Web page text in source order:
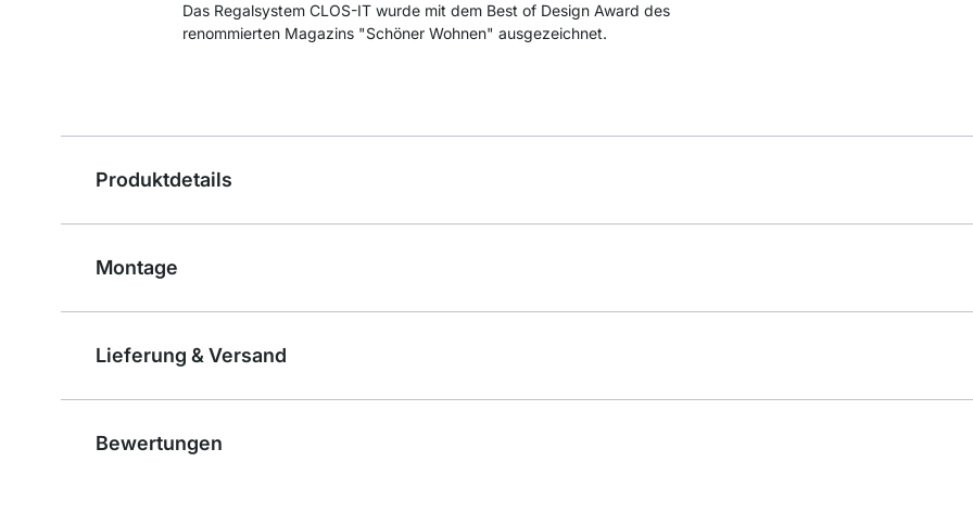
Das Regalsystem CLOS-IT wurde mit dem Best of Design Award des
renommierten Magazins "Schöner Wohnen" ausgezeichnet.
Produktdetails
Montage
Lieferung & Versand
Bewertungen